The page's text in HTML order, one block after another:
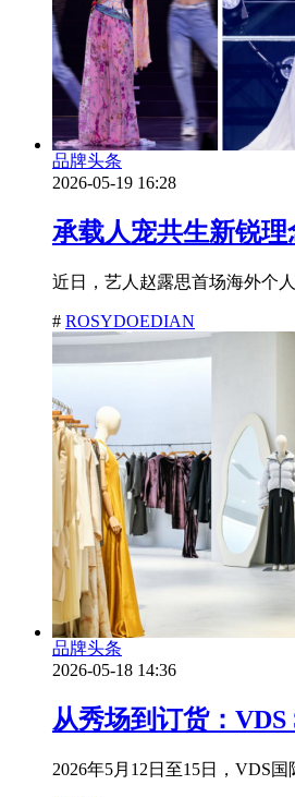
品牌头条
2026-05-19 16:28
承载人宠共生新锐
近日，艺人赵露思首场海外个
# ROSYDOEDIAN
品牌头条
2026-05-18 14:36
从秀场到订货：
2026年5月12日至15日，VDS